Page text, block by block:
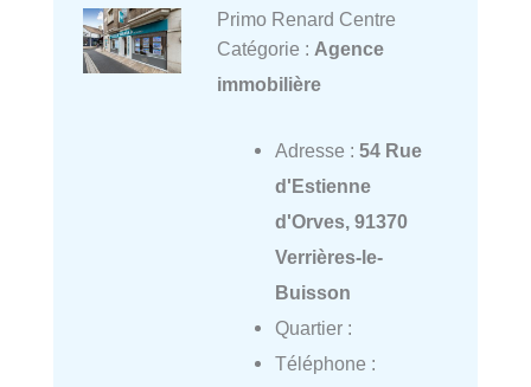
Primo Renard Centre
Catégorie : Agence
immobilière
Adresse : 54 Rue
d'Estienne
d'Orves, 91370
Verrières-le-
Buisson
Quartier :
Téléphone :